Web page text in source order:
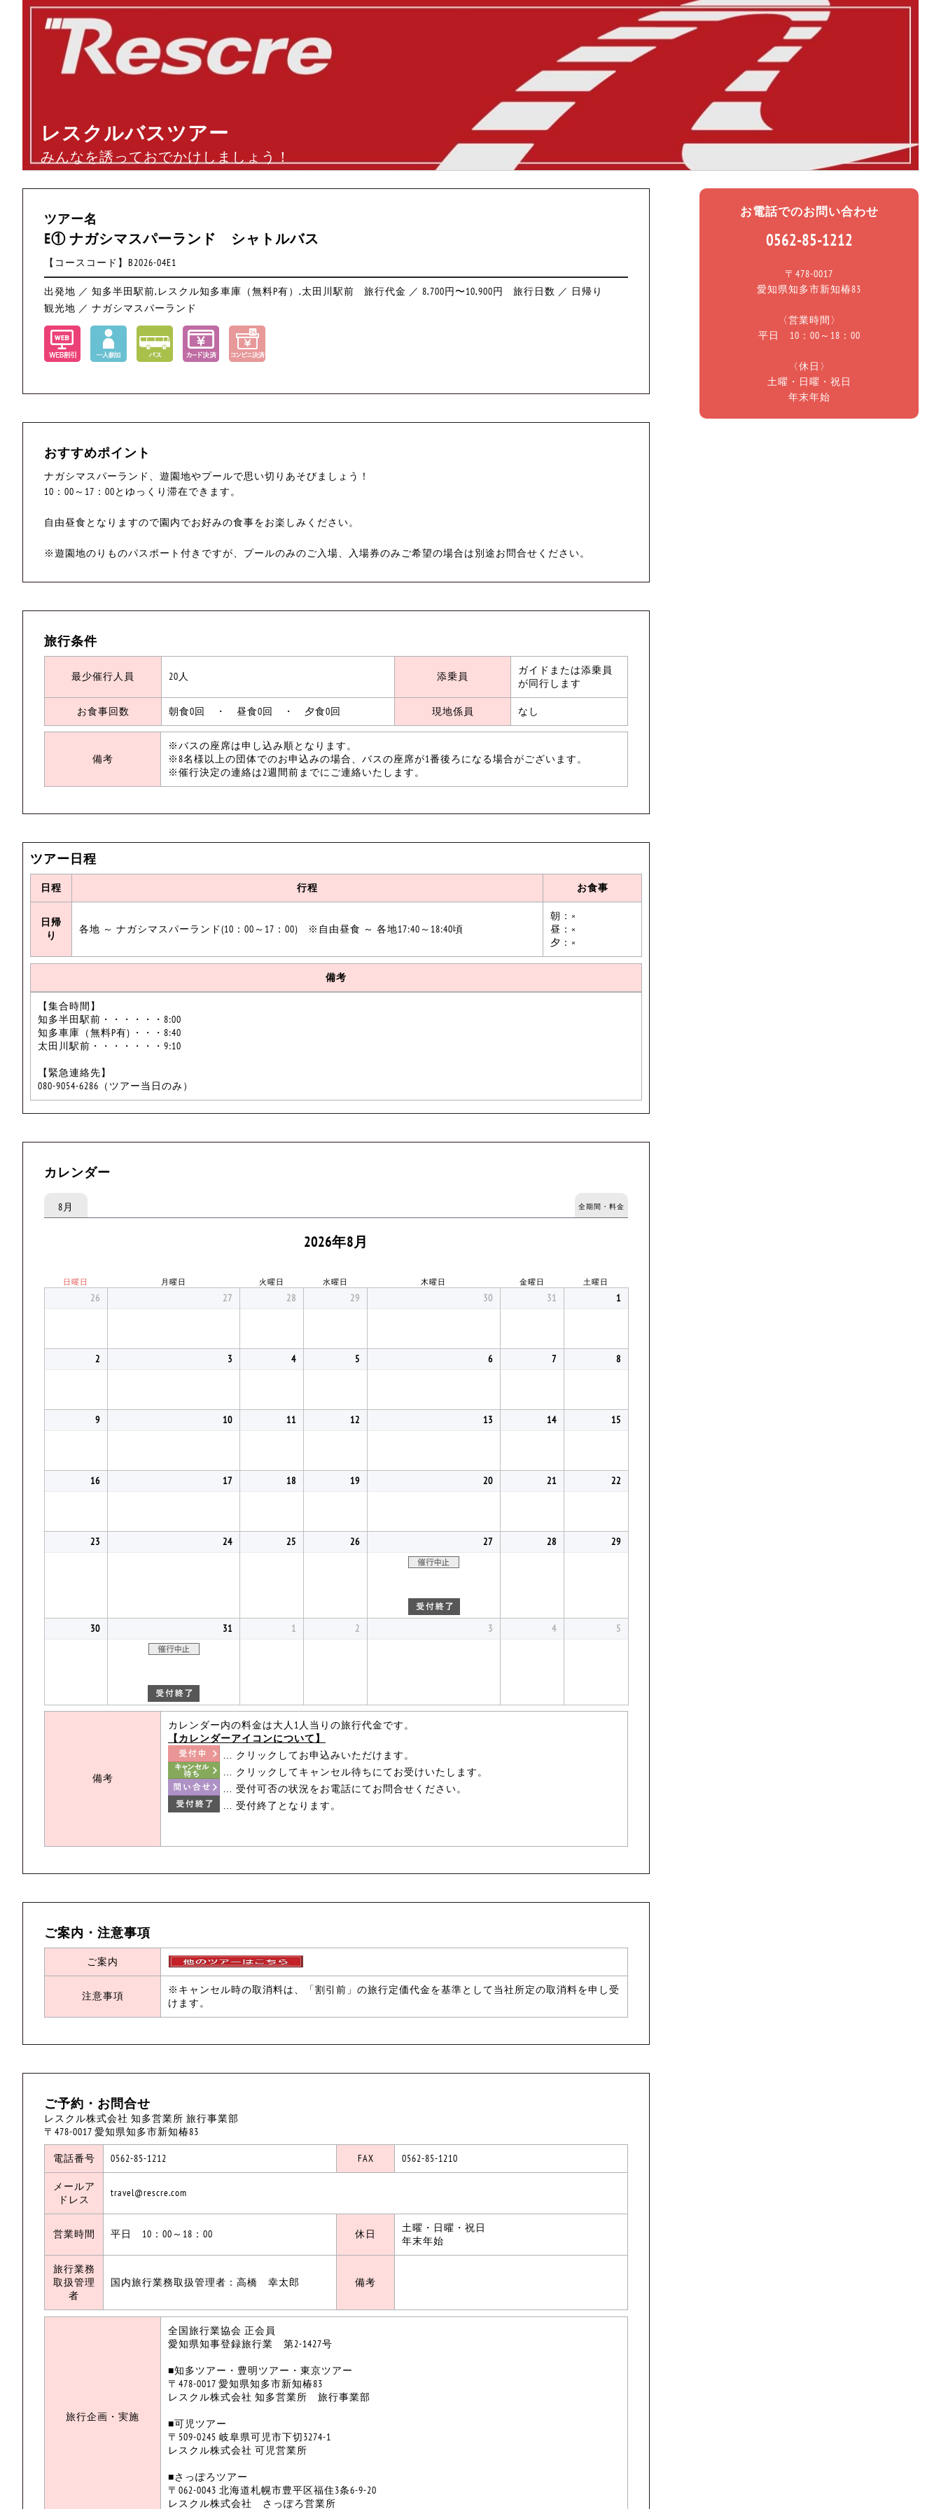
レスクルバスツアー
みんなを誘っておでかけしましょう！
ツアー名
E① ナガシマスパーランド シャトルバス
【コースコード】B2026-04E1
出発地 ／ 知多半田駅前,レスクル知多車庫（無料P有）,太田川駅前 旅行代金 ／ 8,700円〜10,900円
旅行日数 ／ 日帰り
観光地 ／ ナガシマスパーランド
おすすめポイント
ナガシマスパーランド、遊園地やプールで思い切りあそびましょう！
10：00～17：00とゆっくり滞在できます。
自由昼食となりますので園内でお好みの食事をお楽しみください。
※遊園地のりものパスポート付きですが、プールのみのご入場、入場券のみご希望の場合は別途お問合せください。
旅行条件
最少催行人員 20人 添乗員
ガイドまたは添乗員
が同行します
お食事回数 朝食0回 ・ 昼食0回 ・ 夕食0回 現地係員 なし
備考
※バスの座席は申し込み順となります。
※8名様以上の団体でのお申込みの場合、バスの座席が1番後ろになる場合がございます。
※催行決定の連絡は2週間前までにご連絡いたします。
ツアー日程
日程 行程 お食事
日帰
り
各地 ～ ナガシマスパーランド(10：00～17：00) ※自由昼食 ～ 各地17:40～18:40頃
朝：×
昼：×
夕：×
備考
【集合時間】
知多半田駅前・・・・・・8:00
知多車庫（無料P有) ・・・8:40
太田川駅前・・・・・・・9:10
【緊急連絡先】
080-9054-6286（ツアー当日のみ）
カレンダー
8月 全期間・料金
2026年8月
日曜日 月曜日 火曜日 水曜日 木曜日 金曜日 土曜日
26 27 28 29 30 31 1
2 3 4 5 6 7 8
9 10 11 12 13 14 15
16 17 18 19 20 21 22
23 24 25 26 27 28 29
30 31 1 2 3 4 5
備考
カレンダー内の料金は大人1人当りの旅行代金です。
【カレンダーアイコンについて】
… クリックしてお申込みいただけます。
… クリックしてキャンセル待ちにてお受けいたします。
… 受付可否の状況をお電話にてお問合せください。
… 受付終了となります。
ご案内・注意事項
ご案内
注意事項
※キャンセル時の取消料は、「割引前」の旅行定価代金を基準として当社所定の取消料を申し受
けます。
ご予約・お問合せ
レスクル株式会社 知多営業所 旅行事業部
〒478-0017 愛知県知多市新知椿83
電話番号 0562-85-1212 FAX 0562-85-1210
メールア
ドレス
travel@rescre.com
営業時間 平日 10：00～18：00 休日
土曜・日曜・祝日
年末年始
旅行業務
取扱管理
者
国内旅行業務取扱管理者：高橋 幸太郎 備考
旅行企画・実施
全国旅行業協会 正会員
愛知県知事登録旅行業 第2-1427号
■知多ツアー・豊明ツアー・東京ツアー
〒478-0017 愛知県知多市新知椿83
レスクル株式会社 知多営業所 旅行事業部
■可児ツアー
〒509-0245 岐阜県可児市下切3274-1
レスクル株式会社 可児営業所
■さっぽろツアー
〒062-0043 北海道札幌市豊平区福住3条6-9-20
レスクル株式会社 さっぽろ営業所
お電話でのお問い合わせ
0562-85-1212
〒478-0017
愛知県知多市新知椿83
〈営業時間〉
平日 10：00～18：00
〈休日〉
土曜・日曜・祝日
年末年始